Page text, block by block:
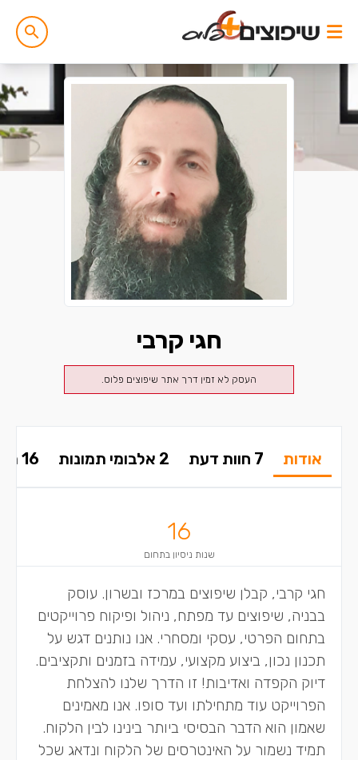
חגי קרבי
העסק לא זמין דרך אתר שיפוצים פלוס.
אודות 7 חוות דעת 2 אלבומי תמונות 16 תשובות בפורום
חגי קרבי, קבלן שיפוצים במרכז ובשרון. עוסק
בבניה, שיפוצים עד מפתח, ניהול ופיקוח פרוייקטים
בתחום הפרטי, עסקי ומסחרי. אנו נותנים דגש על
תכנון נכון, ביצוע מקצועי, עמידה בזמנים ותקציבים.
דיוק הקפדה ואדיבות! זו הדרך שלנו להצלחת
הפרוייקט עוד מתחילתו ועד סופו. אנו מאמינים
שאמון הוא הדבר הבסיסי ביותר בינינו לבין הלקוח.
תמיד נשמור על האינטרסים של הלקוח ונדאג שכל
16
שנות ניסיון בתחום